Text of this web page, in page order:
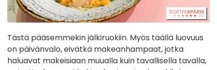
Tästä pääsemmekin jälkiruokiin. Myös täällä luovuus
on päivänvalo, eivätkä makeanhampaat, jotka
haluavat makeisiaan muualla kuin tavallisella tavalla,